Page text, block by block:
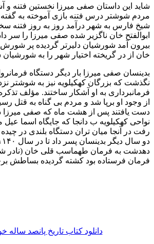
شاید این داستان صفی میرزا نخستین فتنه
مردم شوشتر درس فتنه بازی آموخته به
شیخ فارس به شهر درآمد روز به روز فتنه
ابوالفتح خان ناگزیر شده صفی میرزا را سر
بیرون آمد شورشیان دلیرتر گردیده پر شورش
خان از در گریخته اختیار شهر را به شورشیان
بدینسان صفی میرزا بار دیگر دستگاه
نگذشت که بزرگان کهکیلویه نیز به شوشتر
فرمانبرداری به او آشکار ساختند. مؤلف
از وجود او برپا شد و مردم بی گناه به قتل
دست یافتند پس از هشت ماه که صفی میرزا
نواحی کهکیلویه ب دانجا که جایگاه اسما
رفت در آنجا میان تران دستگاه بلندی در
دهدشت به فرمان طهماسب قلی خان (نادر
فرمان فرستاده بود کشته گردیده بساطش
دانلود کتاب تاریخ پانصد ساله